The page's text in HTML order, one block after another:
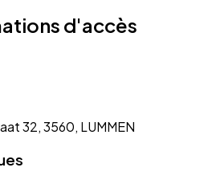
d'accès
32, 3560, LUMMEN